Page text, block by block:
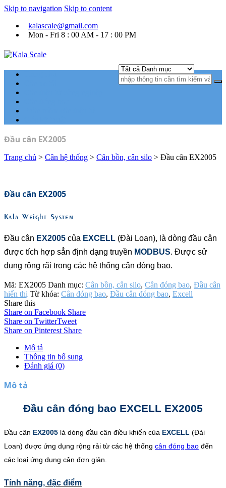
Skip to navigation Skip to content
kalascale@gmail.com
Mon - Fri 8 : 00 AM - 17 : 00 PM
Kala Scale
Kỹ thuật tự động hóa Ngành cân điện tử.
Đầu cân EX2005
Trang chủ > Cân hệ thống > Cân bồn, cân silo > Đầu cân EX2005
Đầu cân EX2005
Kala Weight System
Đầu cân EX2005 của EXCELL (Đài Loan), là dòng đầu cân
được tích hợp sẳn định dạng truyền MODBUS. Được sử
dụng rộng rãi trong các hệ thống cân đóng bao.
Mã: EX2005 Danh mục: Cân bồn, cân silo, Cân đóng bao, Đầu cân
hiển thị Từ khóa: Cân đóng bao, Đầu cân đóng bao, Excell
Share this
Share on Facebook Share
Share on TwitterTweet
Share on Pinterest Share
Mô tả
Thông tin bổ sung
Đánh giá (0)
Mô tả
Đầu cân đóng bao EXCELL EX2005
Đầu cân EX2005 là dòng đầu cân điều khiển của EXCELL (Đài
Loan) được ứng dụng rộng rải từ các hệ thống cân đóng bao đến
các loại ứng dụng cân đơn giản.
Tính năng, đặc điểm